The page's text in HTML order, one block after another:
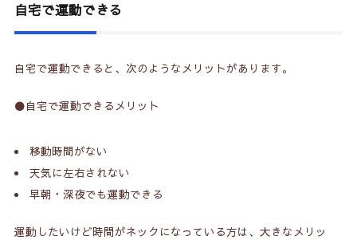
4-3. 人目がある
5. 店舗ジムの体験談
5-1. 行くのが面倒
5-3. 順番待ち
5-4. コミュニティー
自宅で運動できる
自宅で運動できると、次のようなメリットがあります。
⚫️自宅で運動できるメリット
移動時間がない
天気に左右されない
早朝・深夜でも運動できる
運動したいけど時間がネックになっている方は、大きなメリッ